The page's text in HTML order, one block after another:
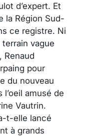
d’expert. Et
la Région Sud-
ce registre. Ni
vague
Renaud
pour
du nouveau
amusé de
Vautrin.
t-elle lancé
à grands